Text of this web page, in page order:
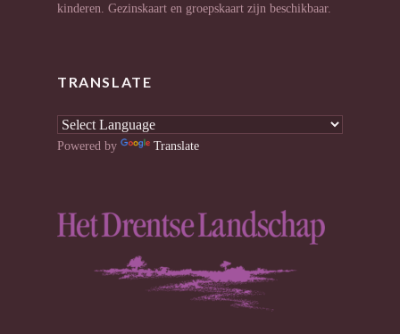
kinderen. Gezinskaart en groepskaart zijn beschikbaar.
TRANSLATE
Powered by Translate